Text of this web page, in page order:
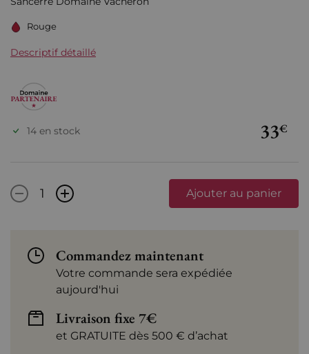
Rouge
Descriptif détaillé
33€
14 en stock
- + Ajouter au panier
Commandez maintenant
Votre commande sera expédiée
aujourd'hui
Livraison fixe 7€
et GRATUITE dès 500 € d’achat